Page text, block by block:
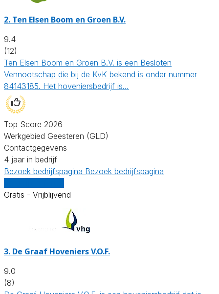
2. Ten Elsen Boom en Groen B.V.
9.4
(12)
Ten Elsen Boom en Groen B.V. is een Besloten
Vennootschap die bij de KvK bekend is onder nummer
84143185. Het hoveniersbedrijf is…
Top Score 2026
Werkgebied Geesteren (GLD)
Contactgegevens
4 jaar in bedrijf
Bezoek bedrijfspagina Bezoek bedrijfspagina
Gratis - Vrijblijvend
3. De Graaf Hoveniers V.O.F.
9.0
(8)